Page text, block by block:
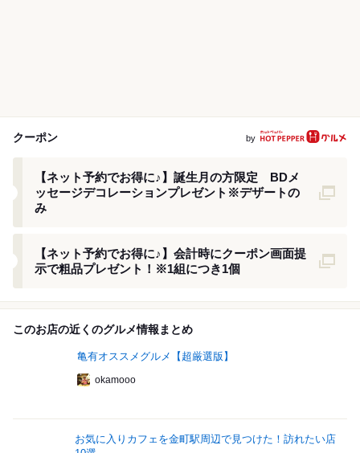
クーポン by
【ネット予約でお得に♪】誕生月の方限定 BDメ
ッセージデコレーションプレゼント※デザートの
み
【ネット予約でお得に♪】会計時にクーポン画面提
示で粗品プレゼント！※1組につき1個
このお店の近くのグルメ情報まとめ
亀有オススメグルメ【超厳選版】
okamooo
お気に入りカフェを金町駅周辺で見つけた！訪れたい店